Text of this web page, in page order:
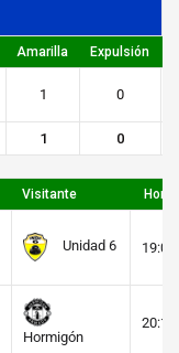
Amarilla Expulsión
1 0
1 0
Visitante Hora
Unidad 6 19:00
Hormigón
20:15